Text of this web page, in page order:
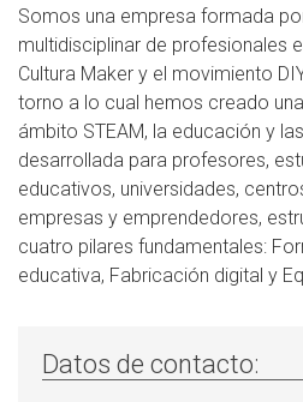
Somos una empresa formada
multidisciplinar de profesionales
Cultura Maker y el movimiento
torno a lo cual hemos creado
ámbito STEAM, la educación y
desarrollada para profesores,
educativos, universidades,
empresas y emprendedores,
cuatro pilares fundamentales:
educativa, Fabricación digital y
Datos de contacto: